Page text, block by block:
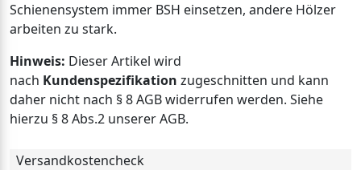
Schienensystem immer BSH einsetzen, andere Hölzer
arbeiten zu stark.
Hinweis: Dieser Artikel wird
nach Kundenspezifikation zugeschnitten und kann
daher nicht nach § 8 AGB widerrufen werden. Siehe
hierzu § 8 Abs.2 unserer AGB.
Versandkostencheck